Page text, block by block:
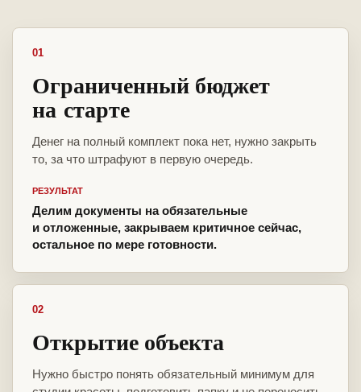
01
Ограниченный бюджет
на старте
Денег на полный комплект пока нет, нужно закрыть
то, за что штрафуют в первую очередь.
РЕЗУЛЬТАТ
Делим документы на обязательные
и отложенные, закрываем критичное сейчас,
остальное по мере готовности.
02
Открытие объекта
Нужно быстро понять обязательный минимум для